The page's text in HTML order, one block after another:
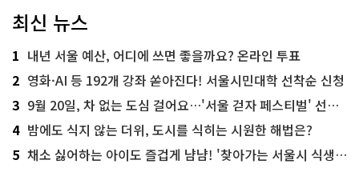
최신 뉴스
1 내년 서울 예산, 어디에 쓰면 좋을까요? 온라인 투표
2 영화·AI 등 192개 강좌 쏟아진다! 서울시민대학 선착순 신청
3 9월 20일, 차 없는 도심 걸어요…'서울 걷자 페스티벌' 선착순 5천명
4 밤에도 식지 않는 더위, 도시를 식히는 시원한 해법은?
5 채소 싫어하는 아이도 즐겁게 냠냠! '찾아가는 서울시 식생활 교육' 현장